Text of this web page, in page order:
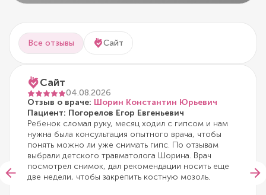
Все отзывы Сайт
Сайт
04.08.2026
Отзыв о враче: Шорин Константин Юрьевич
Пациент: Погорелов Егор Евгеньевич
Ребенок сломал руку, месяц ходил с гипсом и нам
нужна была консультация опытного врача, чтобы
понять можно ли уже снимать гипс. По отзывам
выбрали детского травматолога Шорина. Врач
посмотрел снимок, дал рекомендации носить еще
две недели, чтобы закрепить костную мозоль.